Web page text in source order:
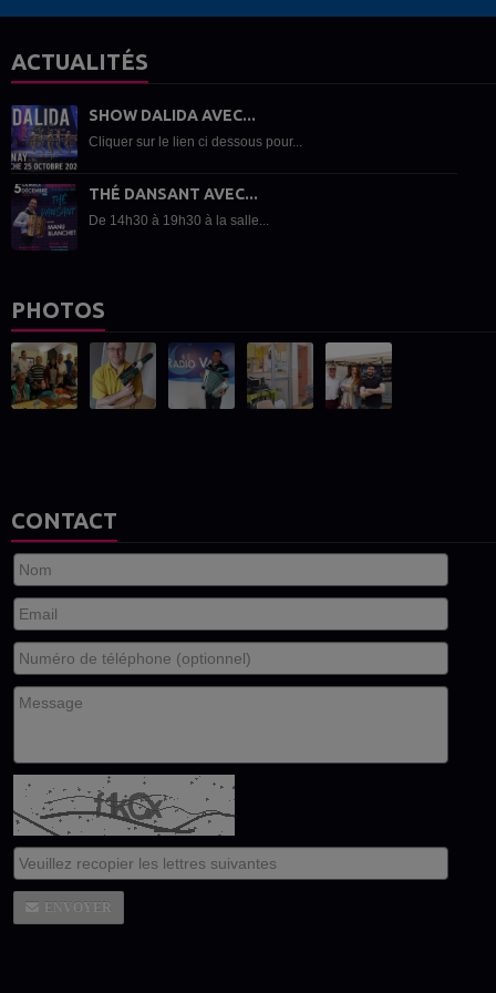
ACTUALITÉS
SHOW DALIDA AVEC...
Cliquer sur le lien ci dessous pour...
THÉ DANSANT AVEC...
De 14h30 à 19h30 à la salle...
PHOTOS
CONTACT
ENVOYER